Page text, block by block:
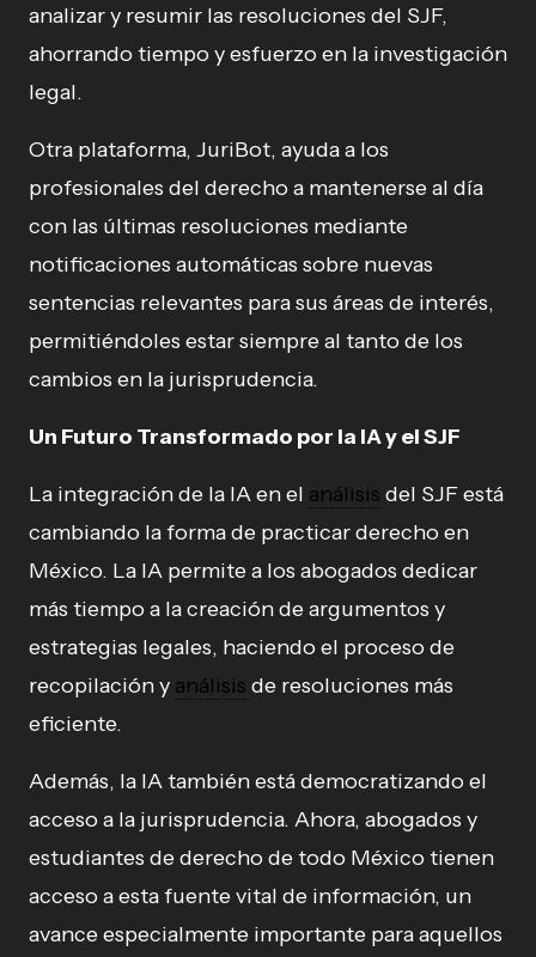
analizar y resumir las resoluciones del SJF,
ahorrando tiempo y esfuerzo en la investigación
legal.
Otra plataforma, JuriBot, ayuda a los
profesionales del derecho a mantenerse al día
con las últimas resoluciones mediante
notificaciones automáticas sobre nuevas
sentencias relevantes para sus áreas de interés,
permitiéndoles estar siempre al tanto de los
cambios en la jurisprudencia.
Un Futuro Transformado por la IA y el SJF
La integración de la IA en el análisis del SJF está
cambiando la forma de practicar derecho en
México. La IA permite a los abogados dedicar
más tiempo a la creación de argumentos y
estrategias legales, haciendo el proceso de
recopilación y análisis de resoluciones más
eficiente.
Además, la IA también está democratizando el
acceso a la jurisprudencia. Ahora, abogados y
estudiantes de derecho de todo México tienen
acceso a esta fuente vital de información, un
avance especialmente importante para aquellos